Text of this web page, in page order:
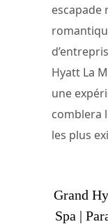
escapade
Hyatt La
une
comblera
les plus
Grand
Spa |